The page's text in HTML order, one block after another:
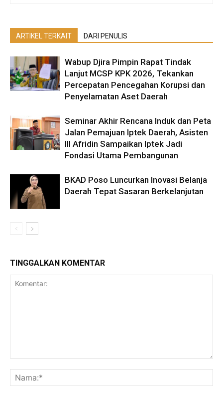
ARTIKEL TERKAIT DARI PENULIS
Wabup Djira Pimpin Rapat Tindak
Lanjut MCSP KPK 2026, Tekankan
Percepatan Pencegahan Korupsi dan
Penyelamatan Aset Daerah
Seminar Akhir Rencana Induk dan Peta
Jalan Pemajuan Iptek Daerah, Asisten
III Afridin Sampaikan Iptek Jadi
Fondasi Utama Pembangunan
BKAD Poso Luncurkan Inovasi Belanja
Daerah Tepat Sasaran Berkelanjutan
TINGGALKAN KOMENTAR